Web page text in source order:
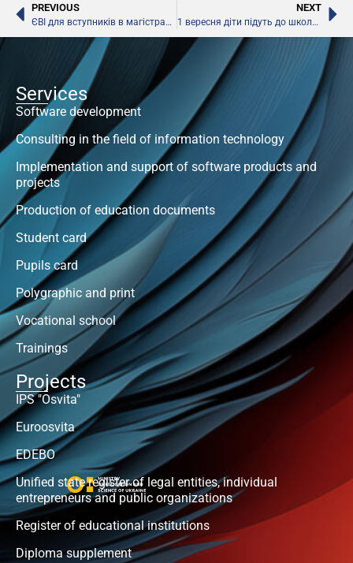
PREVIOUS
ЄВІ для вступників в магістратуру
NEXT
1 вересня діти підуть до школи, – Ляшко
Services
Software development
Consulting in the field of information technology
Implementation and support of software products and
projects
Production of education documents
Student card
Pupils card
Polygraphic and print
Vocational school
Trainings
Projects
IPS "Osvita"
Euroosvita
EDEBO
Unified state register of legal entities, individual
entrepreneurs and public organizations
Register of educational institutions
Diploma supplement